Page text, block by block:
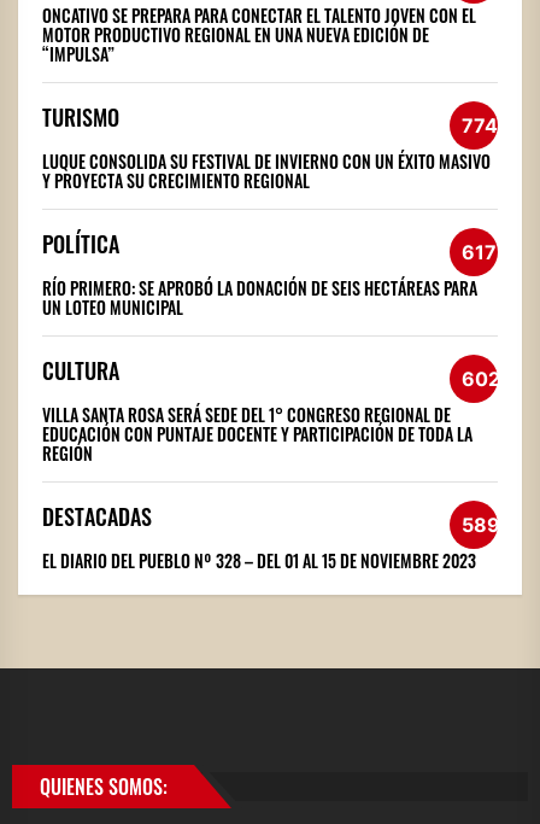
ONCATIVO SE PREPARA PARA CONECTAR EL TALENTO JOVEN CON EL
MOTOR PRODUCTIVO REGIONAL EN UNA NUEVA EDICIÓN DE
“IMPULSA”
TURISMO 774
LUQUE CONSOLIDA SU FESTIVAL DE INVIERNO CON UN ÉXITO MASIVO
Y PROYECTA SU CRECIMIENTO REGIONAL
POLÍTICA 617
RÍO PRIMERO: SE APROBÓ LA DONACIÓN DE SEIS HECTÁREAS PARA
UN LOTEO MUNICIPAL
CULTURA 602
VILLA SANTA ROSA SERÁ SEDE DEL 1° CONGRESO REGIONAL DE
EDUCACIÓN CON PUNTAJE DOCENTE Y PARTICIPACIÓN DE TODA LA
REGIÓN
DESTACADAS 589
EL DIARIO DEL PUEBLO Nº 328 – DEL 01 AL 15 DE NOVIEMBRE 2023
QUIENES SOMOS: